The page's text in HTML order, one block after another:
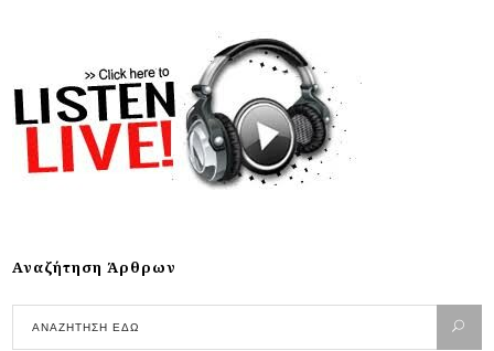
Αναζήτηση Άρθρων